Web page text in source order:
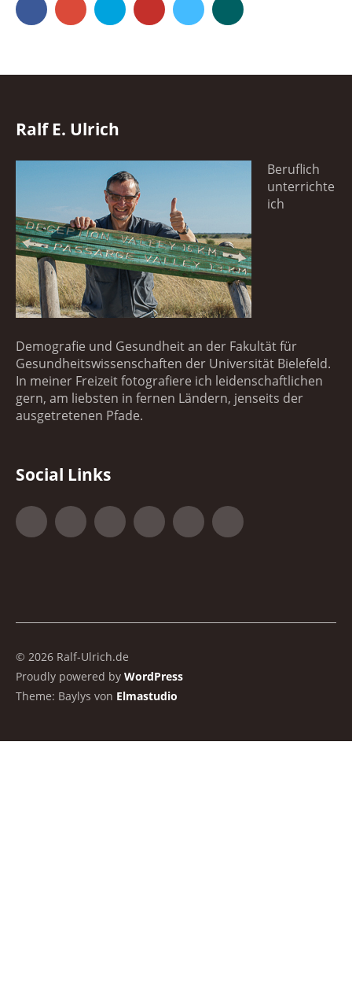
Ralf E. Ulrich
Beruflich
unterrichte
ich
Demografie und Gesundheit an der Fakultät für
Gesundheitswissenschaften der Universität Bielefeld.
In meiner Freizeit fotografiere ich leidenschaftlichen
gern, am liebsten in fernen Ländern, jenseits der
ausgetretenen Pfade.
Social Links
FacebookGoogle+500px YouTubeVimeo
© 2026 Ralf-Ulrich.de
Proudly powered by WordPress
Theme: Baylys von Elmastudio